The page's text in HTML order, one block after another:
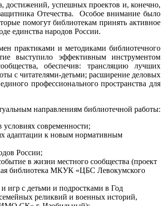
достижений, успешных проектов и, конечно,
Отечества. Особое внимание было
помогут библиотекам принять активное
единства народов России.
практиками и методиками библиотечного
выступило эффективным инструментом
обеспечив: трансляцию лучших
с читателями-детьми; расширение деловых
профессионального пространства для
направлениям библиотечной работы:
условиях современности;
адаптации к новым нормативным
России;
в жизни местного сообщества (проект
библиотека МКУК «ЦБС Левокумского
игр с детьми и подростками в Год
реликвий и военных историй,